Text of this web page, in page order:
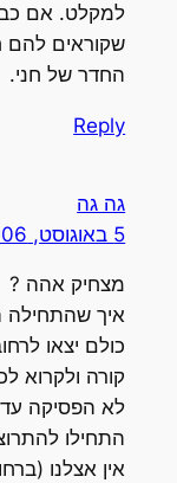
למקלט. אם
שקוראים להם
החדר של חני.
Reply
גה גה
5 באוגוסט, 2006
מצחיק אהה ?
איך שהתחילה
כולם יצאו
קורה ולקרוא
לא הפסיקה עד
התחילו
אין אצלנו